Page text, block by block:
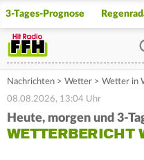
3-Tages-Prognose
Nachrichten > Wetter > Wetter in
08.08.2026, 13:04 Uhr
Heute, morgen und 3-
WETTERBERICHT